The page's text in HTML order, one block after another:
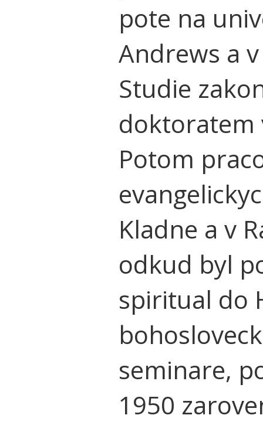
pote na
Andrews a
Studie
doktoratem
Potom
Kladne a v
odkud byl
spiritual do
seminare,
1950